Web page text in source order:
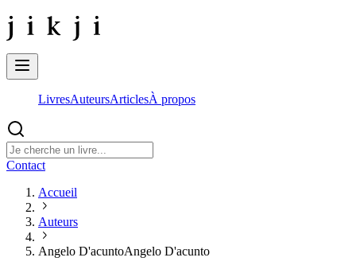
LivresAuteursArticlesÀ propos
Contact
Accueil
Auteurs
Angelo D'acuntoAngelo D'acunto